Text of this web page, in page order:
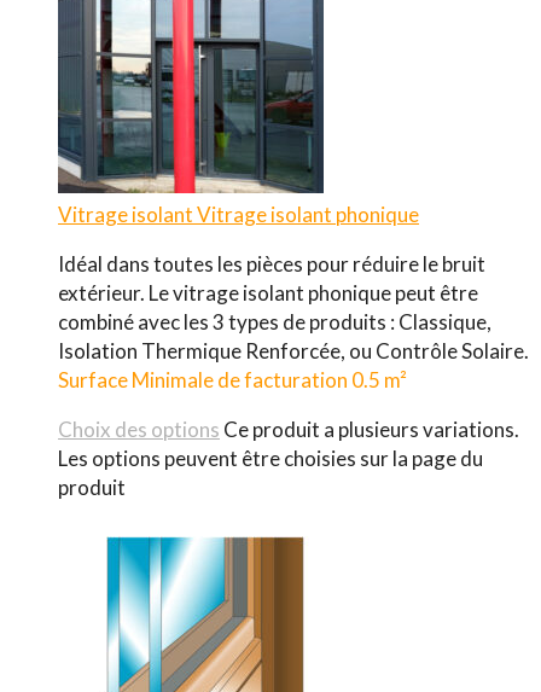
Vitrage isolantVitrage isolant phonique
Idéal dans toutes les pièces pour réduire le bruit
extérieur. Le vitrage isolant phonique peut être
combiné avec les 3 types de produits : Classique,
Isolation Thermique Renforcée, ou Contrôle Solaire.
Surface Minimale de facturation 0.5 m²
Choix des options Ce produit a plusieurs variations.
Les options peuvent être choisies sur la page du
produit